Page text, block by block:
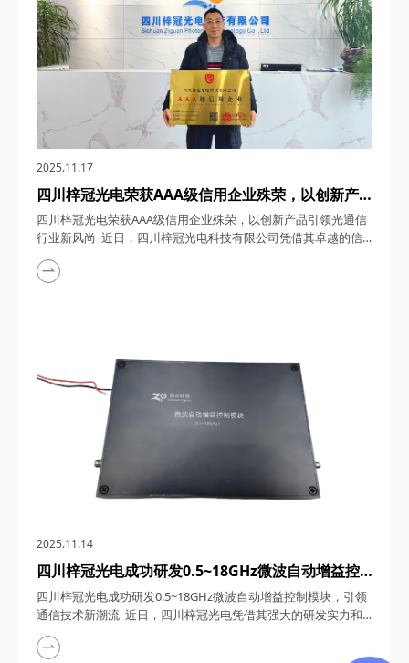
2025.11.17
四川梓冠光电荣获AAA级信用企业殊荣，以创新产
品引领光通信行业新风尚
四川梓冠光电荣获AAA级信用企业殊荣，以创新产品引领光通信
行业新风尚 近日，四川梓冠光电科技有限公司凭借其卓越的信
用记录、强大的研发实力以及优质的产品服务，荣获AAA级信用
企业称号。这一荣誉不仅是对梓冠光电长期以来坚持诚信经营、
2025.11.14
四川梓冠光电成功研发0.5~18GHz微波自动增益控
制模块，引领通信技术新潮流
四川梓冠光电成功研发0.5~18GHz微波自动增益控制模块，引领
通信技术新潮流 近日，四川梓冠光电凭借其强大的研发实力和
技术创新能力，成功推出了具有超宽带覆盖、高动态范围、快速
响应与稳定性、低噪声与高线性度、小型化与高可靠性等特点的